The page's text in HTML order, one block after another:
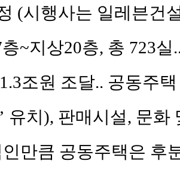
(시행사는 일레븐건
층~지상20층, 총 723
1.3조원 조달.. 공동주
유치), 판매시설, 문
만큼 공동주택은 후